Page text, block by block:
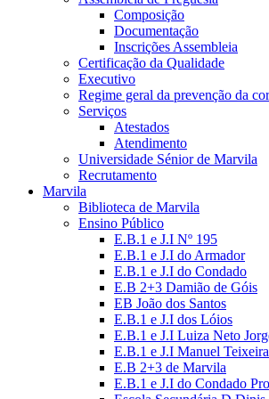
Composição
Documentação
Inscrições Assembleia
Certificação da Qualidade
Executivo
Regime geral da prevenção da
Serviços
Atestados
Atendimento
Universidade Sénior de Marvila
Recrutamento
Marvila
Biblioteca de Marvila
Ensino Público
E.B.1 e J.I Nº 195
E.B.1 e J.I do Armador
E.B.1 e J.I do Condado
E.B 2+3 Damião de Góis
EB João dos Santos
E.B.1 e J.I dos Lóios
E.B.1 e J.I Luiza Neto
E.B.1 e J.I Manuel
E.B 2+3 de Marvila
E.B.1 e J.I do Condado